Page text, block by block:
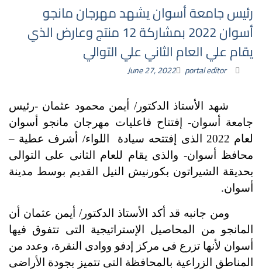
رئيس جامعة أسوان يشهد مهرجان مانجو
أسوان 2022 بمشاركة 12 منتج وعارض الذي
يقام علي العام الثاني علي التوالي
June 27, 2022 portal editor
شهد الأستاذ الدكتور/ أيمن محمود عثمان -رئيس
جامعة أسوان- إفتتاح فاعليات مهرجان مانجو أسوان
لعام 2022 الذى إفتتحه سيادة اللواء/ أشرف عطية –
محافظ أسوان- والذى يقام للعام الثانى على التوالى
بحديقة الشيراتون بكورنيش النيل القديم بوسط مدينة
أسوان.
ومن جانبه قد أكد الأستاذ الدكتور/ أيمن عثمان أن
المانجو من المحاصيل الإستراتيجية التى تتفوق فيها
أسوان لأنها تزرع فى مركز إدفو ووادى النقرة، وعدد من
المناطق الزراعية بالمحافظة التى تتميز بجودة الأراضى